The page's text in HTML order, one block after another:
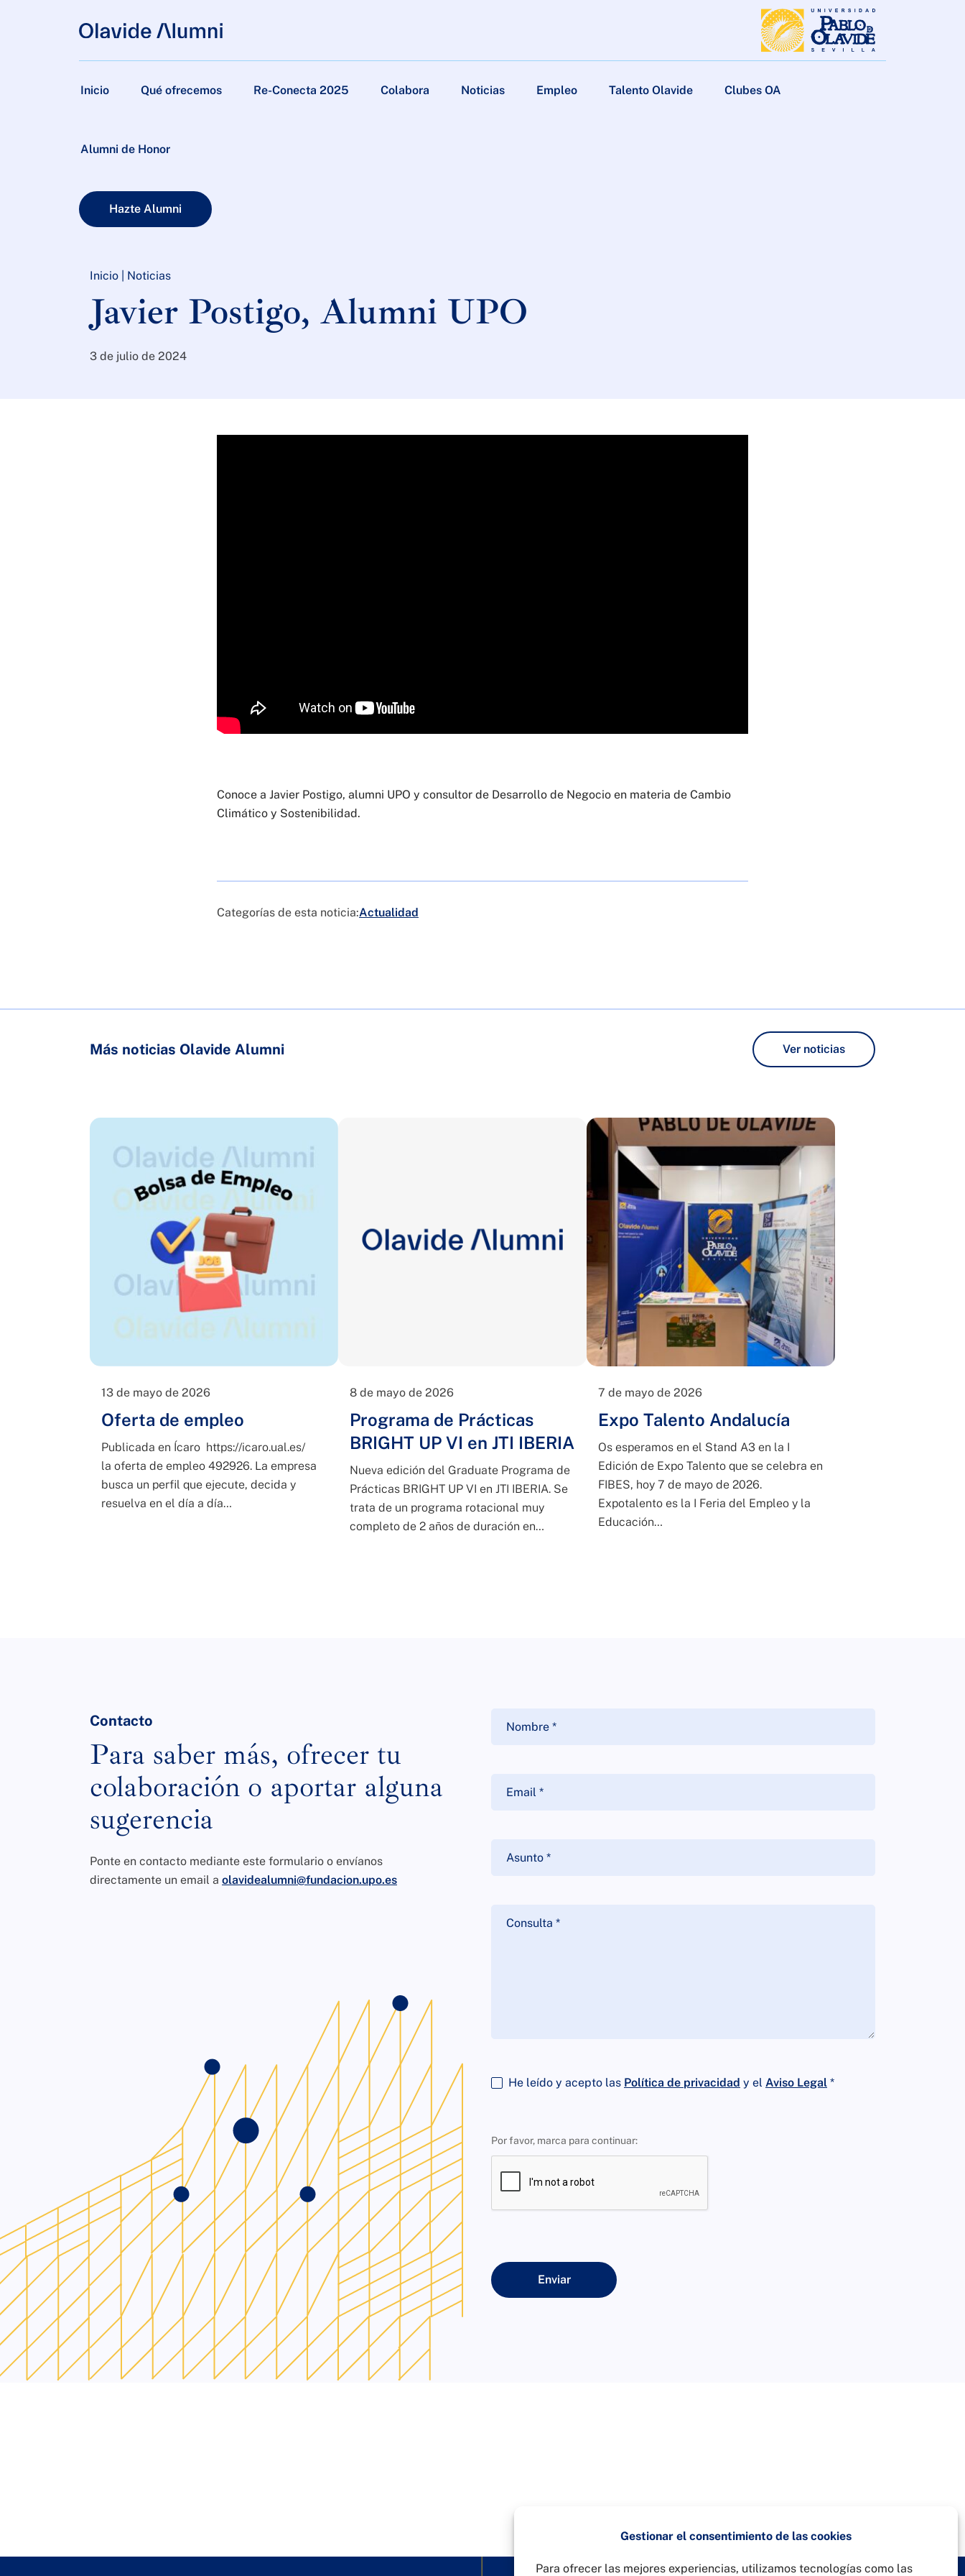
Gestionar el consentimiento de las cookies
Para ofrecer las mejores experiencias, utilizamos tecnologías como las
Inicio Qué ofrecemos Re-Conecta 2025 Colabora Noticias Empleo Talento Olavide Clubes OA
Alumni de Honor
Hazte Alumni
Inicio Noticias
Javier Postigo, Alumni UPO
3 de julio de 2024
Conoce a Javier Postigo, alumni UPO y consultor de Desarrollo de Negocio en materia de Cambio
Climático y Sostenibilidad.
Categorías de esta noticia:Actualidad
Más noticias Olavide Alumni Ver noticias
13 de mayo de 2026
Oferta de empleo
Publicada en Ícaro https://icaro.ual.es/
la oferta de empleo 492926. La empresa
busca un perfil que ejecute, decida y
resuelva en el día a día…
8 de mayo de 2026
Programa de Prácticas
BRIGHT UP VI en JTI IBERIA
Nueva edición del Graduate Programa de
Prácticas BRIGHT UP VI en JTI IBERIA. Se
trata de un programa rotacional muy
completo de 2 años de duración en…
7 de mayo de 2026
Expo Talento Andalucía
Os esperamos en el Stand A3 en la I
Edición de Expo Talento que se celebra en
FIBES, hoy 7 de mayo de 2026.
Expotalento es la I Feria del Empleo y la
Educación…
Contacto
Para saber más, ofrecer tu
colaboración o aportar alguna
sugerencia
Ponte en contacto mediante este formulario o envíanos
directamente un email a olavidealumni@fundacion.upo.es
He leído y acepto las Política de privacidad y el Aviso Legal *
Por favor, marca para continuar:
Enviar